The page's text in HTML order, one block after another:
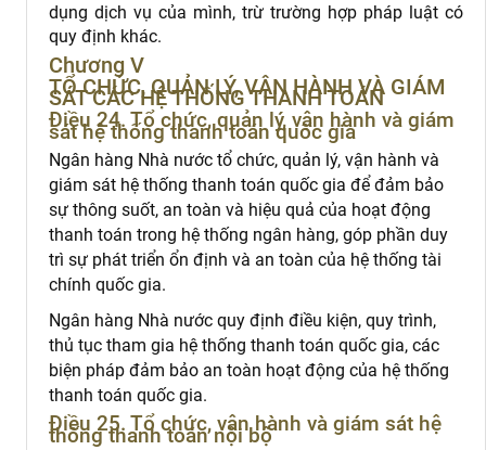
dụng dịch vụ của mình, trừ trường hợp pháp luật có
quy định khác.
Chương V
TỔ CHỨC, QUẢN LÝ, VẬN HÀNH VÀ GIÁM
SÁT CÁC HỆ THỐNG THANH TOÁN
Điều 24. Tổ chức, quản lý, vận hành và giám
sát hệ thống thanh toán quốc gia
Ngân hàng Nhà nước tổ chức, quản lý, vận hành và
giám sát hệ thống thanh toán quốc gia để đảm bảo
sự thông suốt, an toàn và hiệu quả của hoạt động
thanh toán trong hệ thống ngân hàng, góp phần duy
trì sự phát triển ổn định và an toàn của hệ thống tài
chính quốc gia.
Ngân hàng Nhà nước quy định điều kiện, quy trình,
thủ tục tham gia hệ thống thanh toán quốc gia, các
biện pháp đảm bảo an toàn hoạt động của hệ thống
thanh toán quốc gia.
Điều 25. Tổ chức, vận hành và giám sát hệ
thống thanh toán nội bộ